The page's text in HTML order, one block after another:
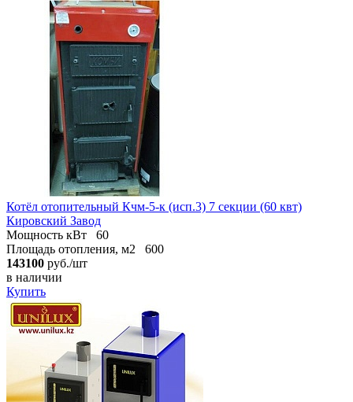
Котёл отопительный Кчм-5-к (исп.3) 7 секции (60 квт)
Кировский Завод
Мощность кВт
60
Площадь отопления, м2
600
143100 руб./шт
в наличии
Купить